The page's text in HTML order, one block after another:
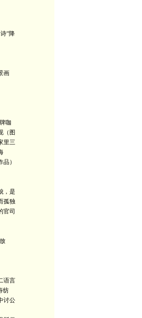
“降
画
咖
（图
里三
）
，是
孤独
官司
语言
纺
讨公